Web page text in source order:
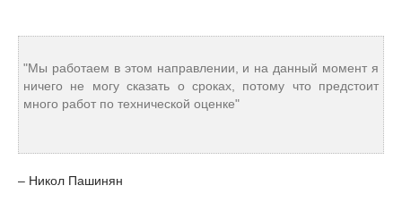
"Мы работаем в этом направлении, и на данный момент я
ничего не могу сказать о сроках, потому что предстоит
много работ по технической оценке"
– Никол Пашинян